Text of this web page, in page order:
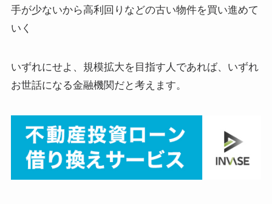
手が少ないから高利回りなどの古い物件を買い進めて
いく
いずれにせよ、規模拡大を目指す人であれば、いずれ
お世話になる金融機関だと考えます。